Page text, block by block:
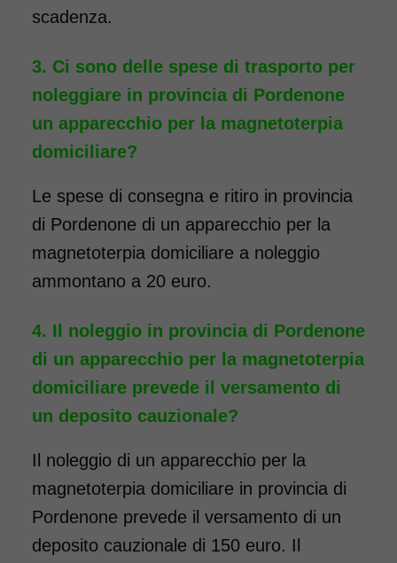
scadenza.
Ci sono delle spese di trasporto per
noleggiare in provincia di Pordenone
un apparecchio per la magnetoterpia
domiciliare?
Le spese di consegna e ritiro in provincia
di Pordenone di un apparecchio per la
magnetoterpia domiciliare a noleggio
ammontano a 20 euro.
Il noleggio in provincia di Pordenone
di un apparecchio per la magnetoterpia
domiciliare prevede il versamento di
un deposito cauzionale?
Il noleggio di un apparecchio per la
magnetoterpia domiciliare in provincia di
Pordenone prevede il versamento di un
deposito cauzionale di 150 euro. Il